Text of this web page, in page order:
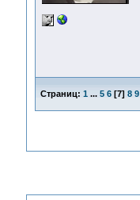
Страниц: 1 ... 5 6[7] 8 9